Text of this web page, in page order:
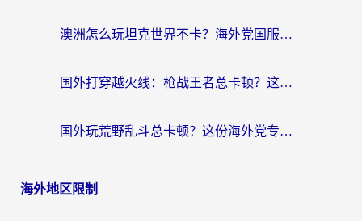
澳洲怎么玩坦克世界不卡？海外党国服游戏加速终极指南（附逆战奇妙碰碰车解决方案）
国外打穿越火线：枪战王者总卡顿？这篇加速器推荐下载指南帮你解决延迟难题
国外玩荒野乱斗总卡顿？这份海外党专属的国服游戏加速攻略请收好
海外地区限制